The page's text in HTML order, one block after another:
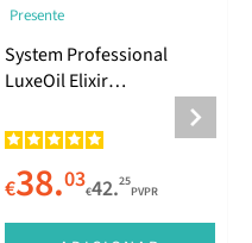
Presente
System Professional
LuxeOil Elixir
€38.03€42.25
PVPR